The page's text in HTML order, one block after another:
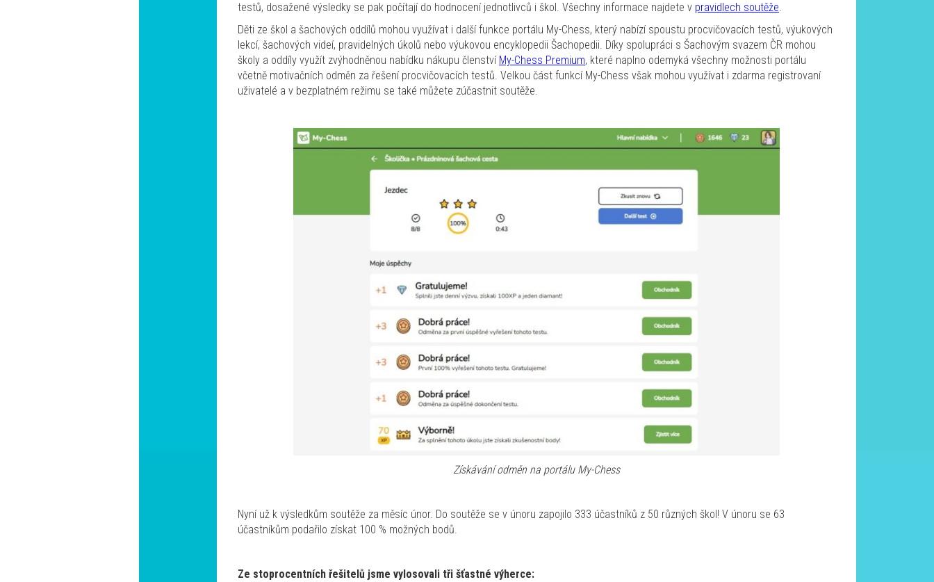
testů, dosažené výsledky se pak počítají do hodnocení jednotlivců i škol. Všechny informace najdete v pravidlech soutěže.
Děti ze škol a šachových oddílů mohou využívat i další funkce portálu My-Chess, který nabízí spoustu procvičovacích testů, výukových
lekcí, šachových videí, pravidelných úkolů nebo výukovou encyklopedii Šachopedii. Díky spolupráci s Šachovým svazem ČR mohou
školy a oddíly využít zvýhodněnou nabídku nákupu členství My-Chess Premium, které naplno odemyká všechny možnosti portálu
včetně motivačních odměn za řešení procvičovacích testů. Velkou část funkcí My-Chess však mohou využívat i zdarma registrovaní
uživatelé a v bezplatném režimu se také můžete zúčastnit soutěže.
Získávání odměn na portálu My-Chess
Nyní už k výsledkům soutěže za měsíc únor. Do soutěže se v únoru zapojilo 333 účastníků z 50 různých škol! V únoru se 63
účastníkům podařilo získat 100 % možných bodů.
Ze stoprocentních řešitelů jsme vylosovali tři šťastné výherce: